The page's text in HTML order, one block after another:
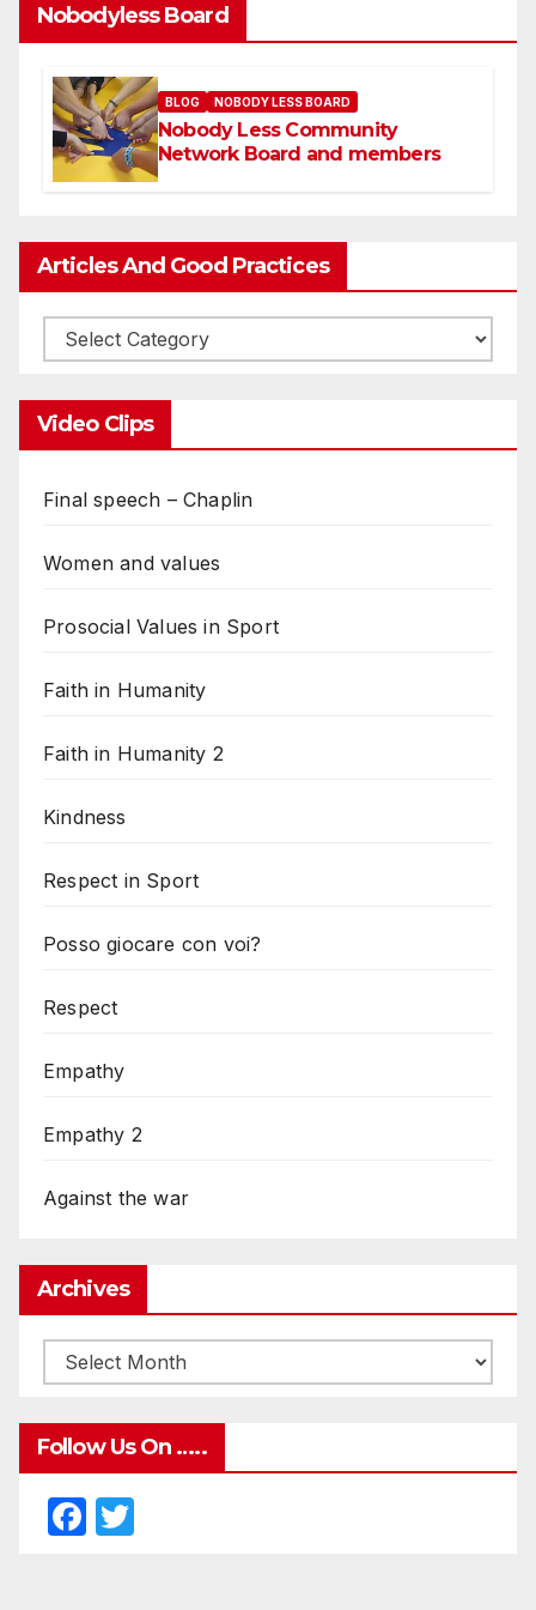
Nobodyless Board
BLOG NOBODY LESS BOARD
Nobody Less Community
Network Board and members
Articles And Good Practices
Video Clips
Final speech – Chaplin
Women and values
Prosocial Values in Sport
Faith in Humanity
Faith in Humanity 2
Kindness
Respect in Sport
Posso giocare con voi?
Respect
Empathy
Empathy 2
Against the war
Archives
Follow Us On …..
F